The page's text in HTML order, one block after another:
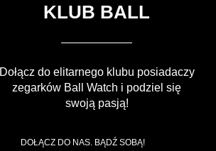
KLUB BALL
Dołącz do elitarnego klubu posiadaczy
zegarków Ball Watch i podziel się
swoją pasją!
DOŁĄCZ DO NAS. BĄDŹ SOBĄ!